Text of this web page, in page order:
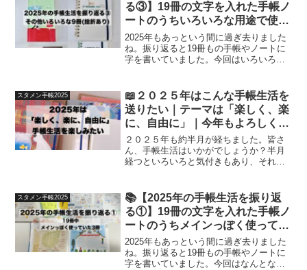
る③】19冊の文字を入れた手帳ノ
ートのうちいろいろな用途で使っ
ていた9冊【文具手帳沼に浸かる
ゆるゆる主婦の手帳生活】
2025年もあっという間に過ぎ去りました
ね。振り返ると19冊もの手帳やノートに
字を書いていました。今回はいろいろな
スタメン手帳2025
📖２０２５年はこんな手帳生活を
送りたい｜テーマは「楽しく、楽
に、自由に」｜今年もよろしくお
願いいたします🐣【文具沼に浸か
るなんとなく専業主婦の手帳生
活】
２０２５年も約半月が経ちました。皆さ
ん、手帳生活はいかがでしょうか？半月
経つといろいろと気付きもあり、それを
スタメン手帳2025
📚【2025年の手帳生活を振り返
る①】19冊の文字を入れた手帳ノ
ートのうちメインっぽく使ってい
た3冊【文具手帳沼に浸かるゆる
ゆる主婦の手帳生活】
2025年もあっという間に過ぎ去りました
ね。振り返ると19冊もの手帳やノートに
字を書いていました。今回はなんとなく